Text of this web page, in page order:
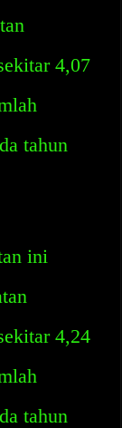
4,07
tahun
ini
4,24
tahun